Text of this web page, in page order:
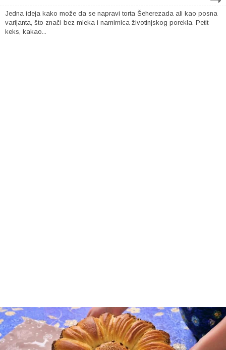
Jedna ideja kako može da se napravi torta Šeherezada ali kao posna
varijanta, što znači bez mleka i namirnica životinjskog porekla. Petit
keks, kakao...